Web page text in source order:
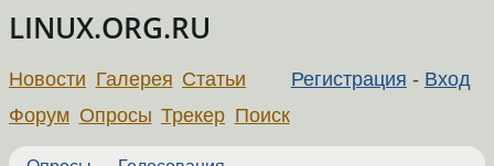
LINUX.ORG.RU
Регистрация - Вход
Новости Галерея Статьи
Форум Опросы Трекер Поиск